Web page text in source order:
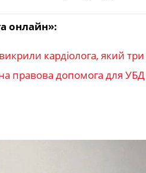
онлайн»:
кардіолога, який три
правова допомога для